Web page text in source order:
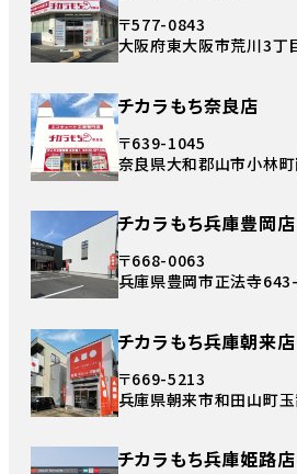
〒577-0843
大阪府東大阪市荒川3丁
チカラもち奈良店
〒639-1045
奈良県大和郡山市小林
チカラもち兵庫豊岡店
〒668-0063
兵庫県豊岡市正法寺
チカラもち兵庫朝来店
〒669-5213
兵庫県朝来市和田山町
チカラもち兵庫姫路店